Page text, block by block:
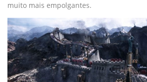
muito mais empolgantes.